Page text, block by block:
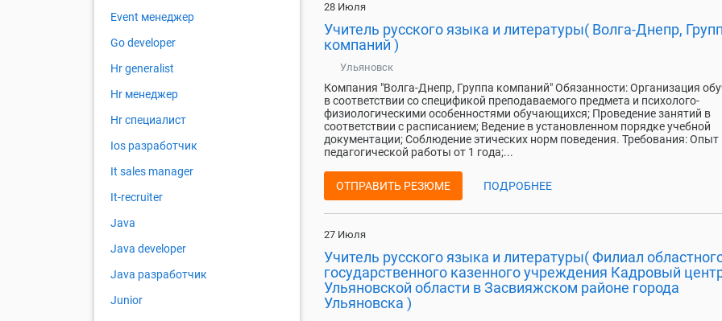
28 Июля
Учитель русского языка и литературы( Волга-Днепр,
компаний )
Ульяновск
Компания "Волга-Днепр, Группа компаний" Обязанности: Организация
в соответствии со спецификой преподаваемого предмета и психолого-
физиологическими особенностями обучающихся; Проведение занятий в
соответствии с расписанием; Ведение в установленном порядке учебной
документации; Соблюдение этических норм поведения. Требования: Опыт
педагогической работы от 1 года;...
ОТПРАВИТЬ РЕЗЮМЕ ПОДРОБНЕЕ
27 Июля
Учитель русского языка и литературы( Филиал
государственного казенного учреждения Кадровый
Ульяновской области в Засвияжском районе города
Ульяновска )
Event менеджер
Go developer
Hr generalist
Hr менеджер
Hr специалист
Ios разработчик
It sales manager
It-recruiter
Java
Java developer
Java разработчик
Junior